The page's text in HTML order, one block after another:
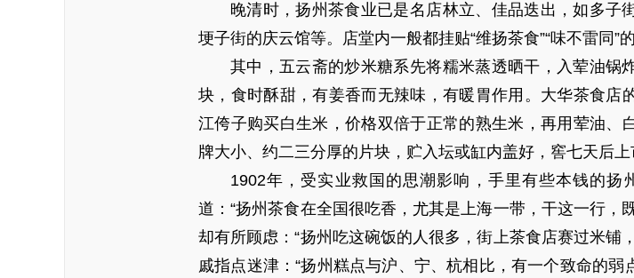
晚清时，扬州茶食业已是名店林立、佳品迭出，如多子
埂子街的庆云馆等。店堂内一般都挂贴“维扬茶食”“味不雷同”
其中，五云斋的炒米糖系先将糯米蒸透晒干，入荤油锅
块，食时酥甜，有姜香而无辣味，有暖胃作用。大华茶食店
江侉子购买白生米，价格双倍于正常的熟生米，再用荤油
牌大小、约二三分厚的片块，贮入坛或缸内盖好，窖七天后上
1902年，受实业救国的思潮影响，手里有些本钱的
道：“扬州茶食在全国很吃香，尤其是上海一带，干这一行，
却有所顾虑：“扬州吃这碗饭的人很多，街上茶食店赛过米铺
戚指点迷津：“扬州糕点与沪、宁、杭相比，有一个致命的